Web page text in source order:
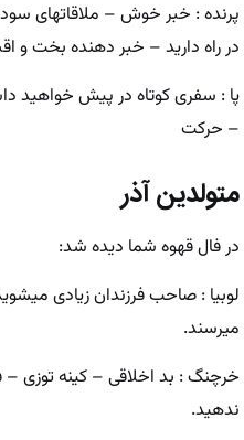
پرنده : خبر خوش – ملاقاتهای
در راه دارید – خبر دهنده بخت و
پا : سفری کوتاه در پیش
– حرکت
متولدین آذر
در فال قهوه شما دیده شد:
لوبیا : صاحب فرزندان زیادی
میرسند.
خرچنگ : بد اخلاقی – کینه توزی –
ندهید.